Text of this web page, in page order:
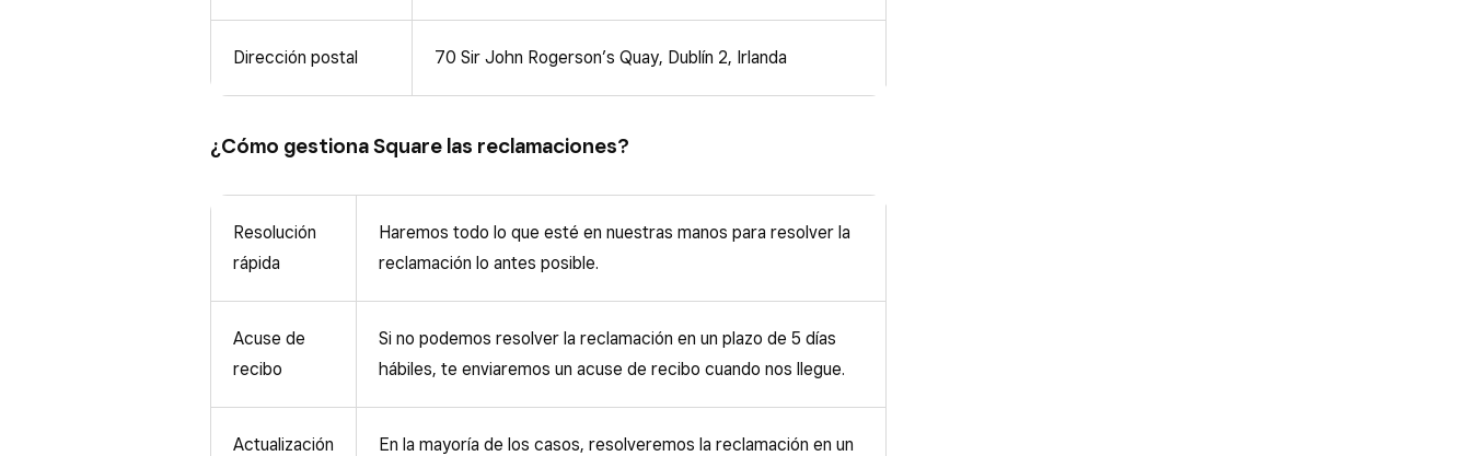
Dirección postal 70 Sir John Rogerson’s Quay, Dublín 2, Irlanda
¿Cómo gestiona Square las reclamaciones?
Resolución
rápida
Haremos todo lo que esté en nuestras manos para resolver la
reclamación lo antes posible.
Acuse de
recibo
Si no podemos resolver la reclamación en un plazo de 5 días
hábiles, te enviaremos un acuse de recibo cuando nos llegue.
Actualización
En la mayoría de los casos, resolveremos la reclamación en un